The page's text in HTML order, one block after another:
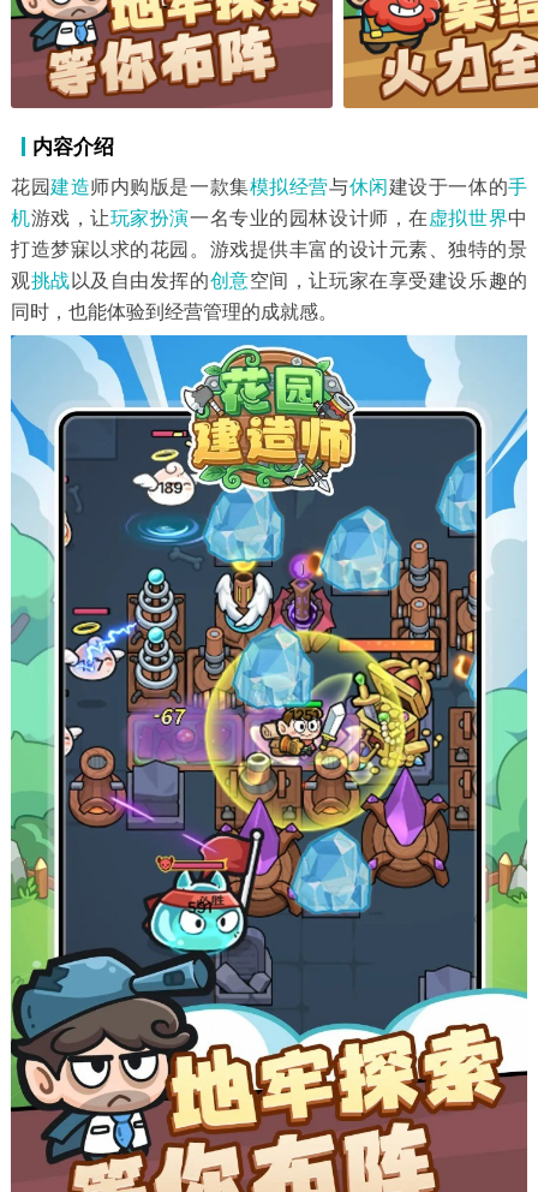
内容介绍
花园建造师内购版是一款集模拟经营与休闲 建设于一体的手
机游戏，让玩家扮演一名专业的园林设计师，在虚拟世界中
打造梦寐以求的花园。游戏提供丰富的设计元素、独特的景
观挑战以及自由发挥的创意空间，让玩家在享受建设乐趣的
同时，也能体验到经营管理的成就感。